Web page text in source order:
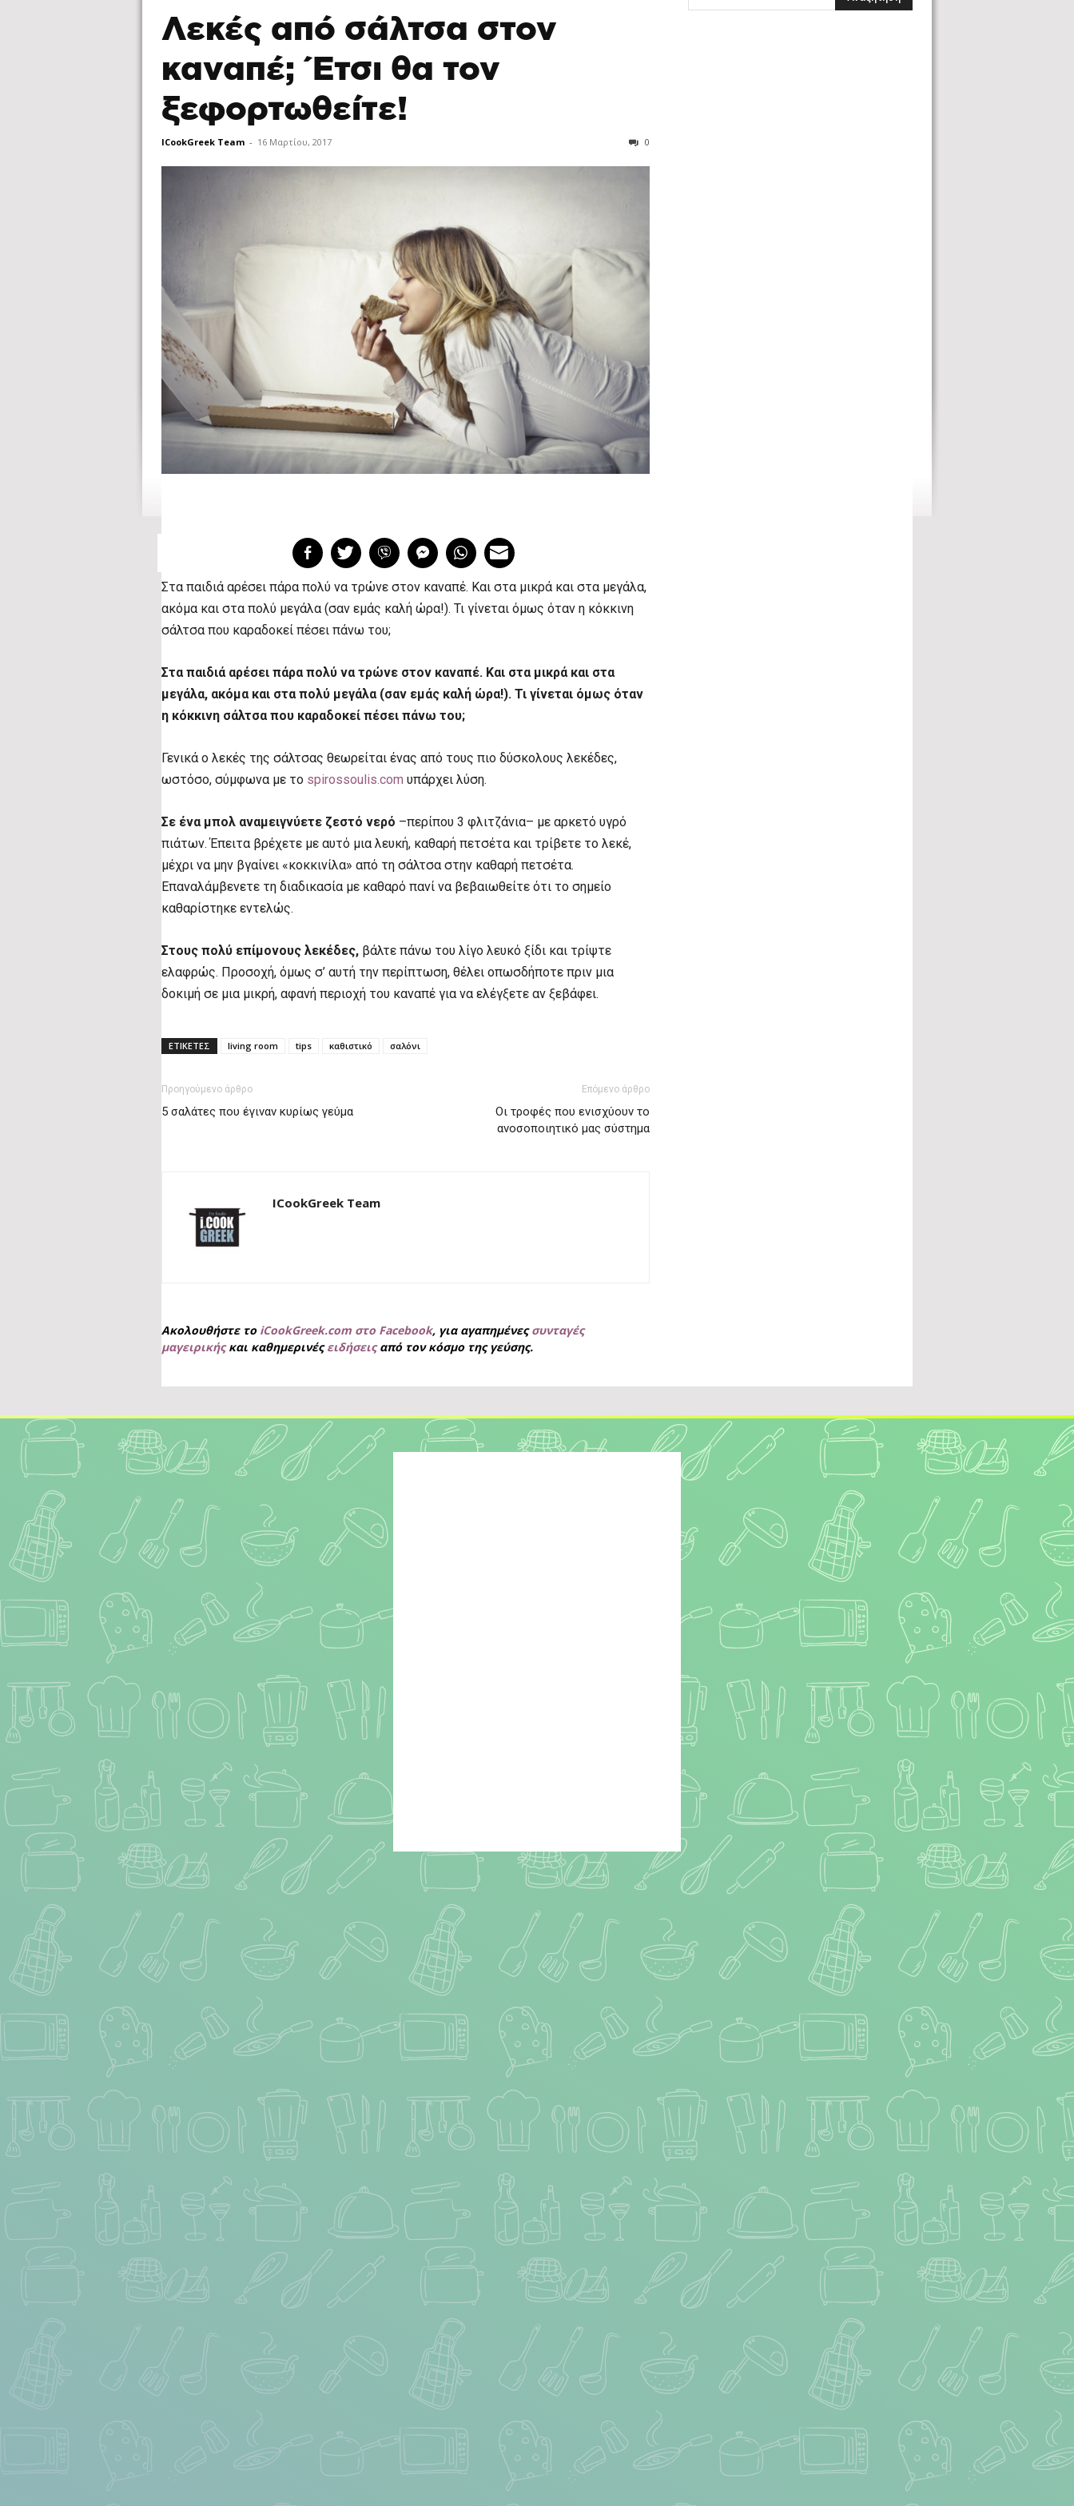
Λεκές από σάλτσα στον
καναπέ; Έτσι θα τον
ξεφορτωθείτε!
ICookGreek Team - 16 Μαρτίου, 2017 0
Στα παιδιά αρέσει πάρα πολύ να τρώνε στον καναπέ. Και στα μικρά και στα μεγάλα,
ακόμα και στα πολύ μεγάλα (σαν εμάς καλή ώρα!). Τι γίνεται όμως όταν η κόκκινη
σάλτσα που καραδοκεί πέσει πάνω του;
Στα παιδιά αρέσει πάρα πολύ να τρώνε στον καναπέ. Και στα μικρά και στα
μεγάλα, ακόμα και στα πολύ μεγάλα (σαν εμάς καλή ώρα!). Τι γίνεται όμως όταν
η κόκκινη σάλτσα που καραδοκεί πέσει πάνω του;
Γενικά ο λεκές της σάλτσας θεωρείται ένας από τους πιο δύσκολους λεκέδες,
ωστόσο, σύμφωνα με το spirossoulis.com υπάρχει λύση.
Σε ένα μπολ αναμειγνύετε ζεστό νερό –περίπου 3 φλιτζάνια– με αρκετό υγρό
πιάτων. Έπειτα βρέχετε με αυτό μια λευκή, καθαρή πετσέτα και τρίβετε το λεκέ,
μέχρι να μην βγαίνει «κοκκινίλα» από τη σάλτσα στην καθαρή πετσέτα.
Επαναλάμβενετε τη διαδικασία με καθαρό πανί να βεβαιωθείτε ότι το σημείο
καθαρίστηκε εντελώς.
Στους πολύ επίμονους λεκέδες, βάλτε πάνω του λίγο λευκό ξίδι και τρίψτε
ελαφρώς. Προσοχή, όμως σ’ αυτή την περίπτωση, θέλει οπωσδήποτε πριν μια
δοκιμή σε μια μικρή, αφανή περιοχή του καναπέ για να ελέγξετε αν ξεβάφει.
ΕΤΙΚΕΤΕΣ living room tips καθιστικό σαλόνι
Προηγούμενο άρθρο
5 σαλάτες που έγιναν κυρίως γεύμα
Επόμενο άρθρο
Οι τροφές που ενισχύουν το
ανοσοποιητικό μας σύστημα
ICookGreek Team
Ακολουθήστε το iCookGreek.com στο Facebook, για αγαπημένεςσυνταγές
μαγειρικήςκαι καθημερινέςειδήσειςαπό τον κόσμο της γεύσης.